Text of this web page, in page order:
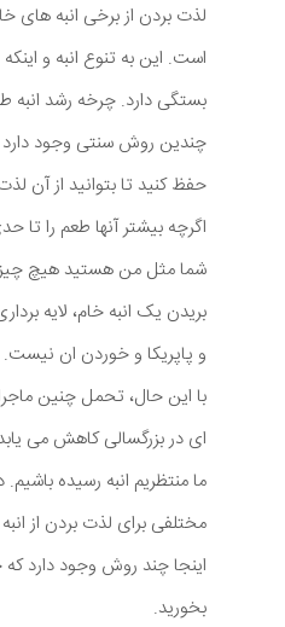
لذت بردن از برخی انبه های
است. این به تنوع انبه و
بستگی دارد. چرخه رشد
چندین روش سنتی وجود دارد
حفظ کنید تا بتوانید از آن
اگرچه بیشتر آنها طعم را تا
شما مثل من هستید هیچ چیز
بریدن یک انبه خام، لایه
و پاپریکا و خوردن ان نیست.
با این حال، تحمل چنین
ای در بزرگسالی کاهش می
ما منتظریم انبه رسیده
مختلفی برای لذت بردن از
اینجا چند روش وجود دارد که
بخورید.